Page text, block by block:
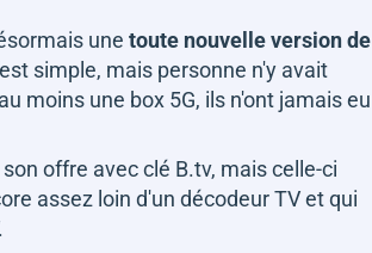
une toute nouvelle version de
simple, mais personne n'y avait
moins une box 5G, ils n'ont jamais eu
offre avec clé B.tv, mais celle-ci
assez loin d'un décodeur TV et qui